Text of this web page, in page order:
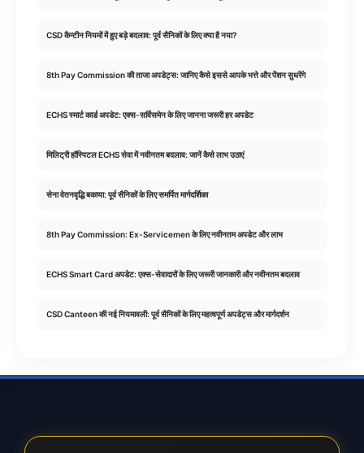
CSD कैन्टीन नियमों में हुए बड़े बदलाव: पूर्व सैनिकों के लिए क्या है नया?
8th Pay Commission की ताजा अपडेट्स: जानिए कैसे इससे आपके भत्ते और पेंशन सुधरेंगे
ECHS स्मार्ट कार्ड अपडेट: एक्स-सर्विसमेन के लिए जानना जरूरी हर अपडेट
मिलिट्री हॉस्पिटल ECHS सेवा में नवीनतम बदलाव: जानें कैसे लाभ उठाएं
सेना वेतनवृद्धि बकाया: पूर्व सैनिकों के लिए समर्पित मार्गदर्शिका
8th Pay Commission: Ex-Servicemen के लिए नवीनतम अपडेट और लाभ
ECHS Smart Card अपडेट: एक्स-सेवादारों के लिए जरूरी जानकारी और नवीनतम बदलाव
CSD Canteen की नई नियमावली: पूर्व सैनिकों के लिए महत्वपूर्ण अपडेट्स और मार्गदर्शन